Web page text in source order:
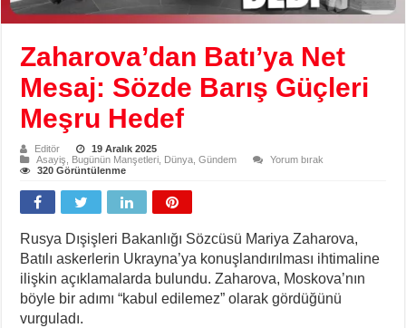
Zaharova’dan Batı’ya Net
Mesaj: Sözde Barış Güçleri
Meşru Hedef
Editör
19 Aralık 2025
Asayiş, Bugünün Manşetleri, Dünya,Gündem
Yorum bırak
320 Görüntülenme
Rusya Dışişleri Bakanlığı Sözcüsü Mariya Zaharova,
Batılı askerlerin Ukrayna’ya konuşlandırılması ihtimaline
ilişkin açıklamalarda bulundu. Zaharova, Moskova’nın
böyle bir adımı “kabul edilemez” olarak gördüğünü
vurguladı.